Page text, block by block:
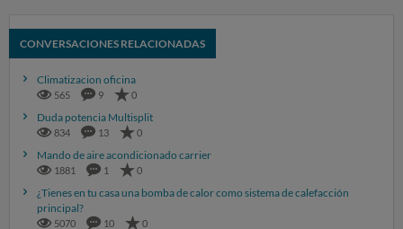
CONVERSACIONES RELACIONADAS
Climatizacion oficina
565 9 0
Duda potencia Multisplit
834 13 0
Mando de aire acondicionado carrier
1881 1 0
¿Tienes en tu casa una bomba de calor como sistema de calefacción
principal?
5070 10 0